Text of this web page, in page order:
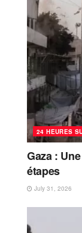
24 HEURES
Gaza :
étapes
July 31, 2026